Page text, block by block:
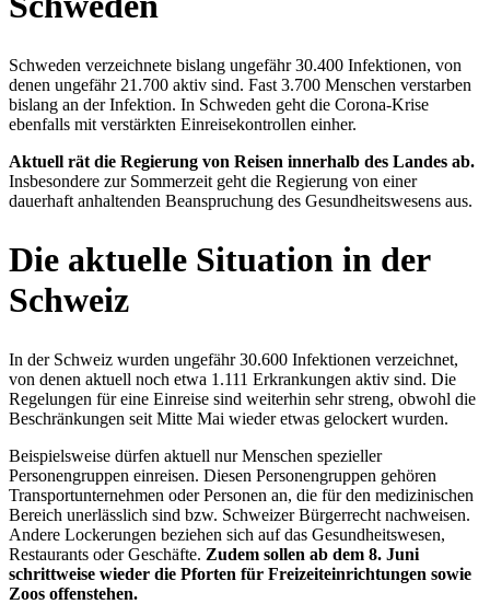
Schweden verzeichnete bislang ungefähr 30.400 Infektionen, von
denen ungefähr 21.700 aktiv sind. Fast 3.700 Menschen verstarben
bislang an der Infektion. In Schweden geht die Corona-Krise
ebenfalls mit verstärkten Einreisekontrollen einher.
Aktuell rät die Regierung von Reisen innerhalb des Landes ab.
Insbesondere zur Sommerzeit geht die Regierung von einer
dauerhaft anhaltenden Beanspruchung des Gesundheitswesens aus.
Die aktuelle Situation in der
Schweiz
In der Schweiz wurden ungefähr 30.600 Infektionen verzeichnet,
von denen aktuell noch etwa 1.111 Erkrankungen aktiv sind. Die
Regelungen für eine Einreise sind weiterhin sehr streng, obwohl die
Beschränkungen seit Mitte Mai wieder etwas gelockert wurden.
Beispielsweise dürfen aktuell nur Menschen spezieller
Personengruppen einreisen. Diesen Personengruppen gehören
Transportunternehmen oder Personen an, die für den medizinischen
Bereich unerlässlich sind bzw. Schweizer Bürgerrecht nachweisen.
Andere Lockerungen beziehen sich auf das Gesundheitswesen,
Restaurants oder Geschäfte. Zudem sollen ab dem 8. Juni
schrittweise wieder die Pforten für Freizeiteinrichtungen sowie
Zoos offenstehen.